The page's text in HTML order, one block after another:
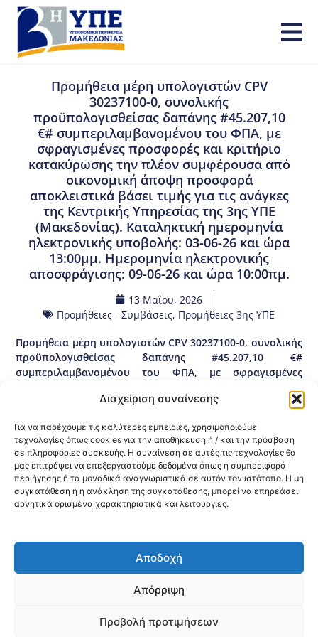
Διαχείριση συναίνεσης
Για να παρέχουμε τις καλύτερες εμπειρίες, χρησιμοποιούμε
τεχνολογίες όπως cookies για την αποθήκευση ή / και την πρόσβαση
σε πληροφορίες συσκευής. Η συναίνεση σε αυτές τις τεχνολογίες θα
μας επιτρέψει να επεξεργαστούμε δεδομένα όπως η συμπεριφορά
περιήγησης ή τα μοναδικά αναγνωριστικά σε αυτόν τον ιστότοπο. Η μη
συγκατάθεση ή η ανάκληση της συγκατάθεσης, μπορεί να επηρεάσει
αρνητικά ορισμένα χαρακτηριστικά και λειτουργίες.
Αποδοχή
Απόρριψη
Προβολή προτιμήσεων
Προμήθεια μέρη υπολογιστών CPV
30237100-0, συνολικής
προϋπολογισθείσας δαπάνης #45.207,10
€# συμπεριλαμβανομένου του ΦΠΑ, με
σφραγισμένες προσφορές και κριτήριο
κατακύρωσης την πλέον συμφέρουσα από
οικονομική άποψη προσφορά
αποκλειστικά βάσει τιμής για τις ανάγκες
της Κεντρικής Υπηρεσίας της 3ης ΥΠΕ
(Μακεδονίας). Καταληκτική ημερομηνία
ηλεκτρονικής υποβολής: 03-06-26 και ώρα
13:00μμ. Ημερομηνία ηλεκτρονικής
αποσφράγισης: 09-06-26 και ώρα 10:00πμ.
13 Μαΐου, 2026
Προμήθειες - Συμβάσεις, Προμήθειες 3ης ΥΠΕ
Προμήθεια μέρη υπολογιστών CPV 30237100-0, συνολικής
προϋπολογισθείσας δαπάνης #45.207,10 €#
συμπεριλαμβανομένου του ΦΠΑ, με σφραγισμένες
συμφέρουσα από οικονομική άποψη προσφορά
Υπηρεσίας της 3ης ΥΠΕ (Μακεδονίας). Καταληκτική
ημερομηνία ηλεκτρονικής υποβολής: 03-06-26 και ώρα
13:00μμ. Ημερομηνία ηλεκτρονικής αποσφράγισης: 09-06-
26 και ώρα 10:00πμ.
ΕΕΕΣ.01.26
@2026 3ype.gr All rights reserved
Θεσσαλονίκη, ΕλλάδαΤηλ: +30 2311 226 200
00044 Website Visits: 1594685